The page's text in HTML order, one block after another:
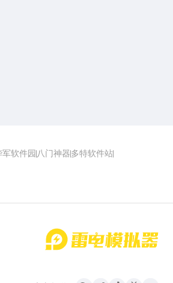
军软件园八门神器多特软件站
首页